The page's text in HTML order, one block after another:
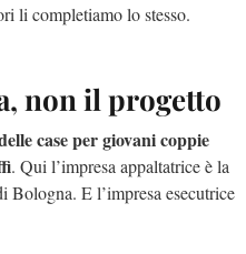
li completiamo lo stesso.
non il progetto
case per giovani coppie
. Qui l’impresa appaltatrice è la
E l’impresa esecutrice